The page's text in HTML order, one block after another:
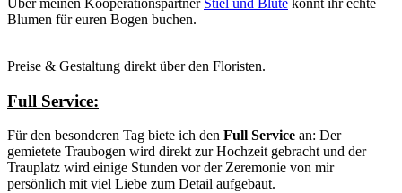
Über meinen Kooperationspartner Stiel und Blüte könnt ihr echte
Blumen für euren Bogen buchen.
Preise & Gestaltung direkt über den Floristen.
Full Service:
Für den besonderen Tag biete ich den Full Service an: Der
gemietete Traubogen wird direkt zur Hochzeit gebracht und der
Trauplatz wird einige Stunden vor der Zeremonie von mir
persönlich mit viel Liebe zum Detail aufgebaut.